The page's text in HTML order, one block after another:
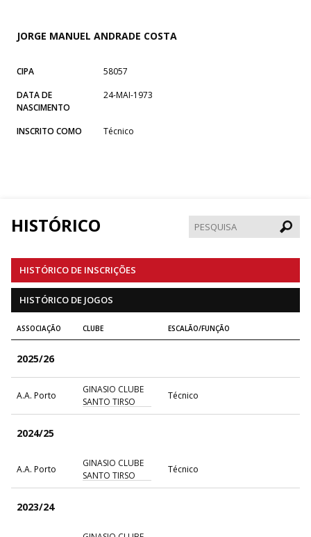
JORGE MANUEL ANDRADE COSTA
CIPA
58057
DATA DE
NASCIMENTO
24-MAI-1973
INSCRITO COMO Técnico
HISTÓRICO
HISTÓRICO DE INSCRIÇÕES
HISTÓRICO DE JOGOS
ASSOCIAÇÃO CLUBE ESCALÃO/FUNÇÃO
2025/26
A.A. Porto
GINASIO CLUBE
SANTO TIRSO
Técnico
2024/25
A.A. Porto
GINASIO CLUBE
SANTO TIRSO
Técnico
2023/24